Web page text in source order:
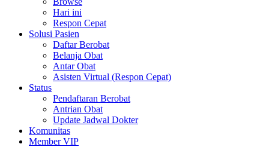
Hari ini
Respon Cepat
Solusi Pasien
Daftar Berobat
Belanja Obat
Antar Obat
Asisten Virtual (Respon Cepat)
Status
Pendaftaran Berobat
Antrian Obat
Update Jadwal Dokter
Komunitas
Member VIP